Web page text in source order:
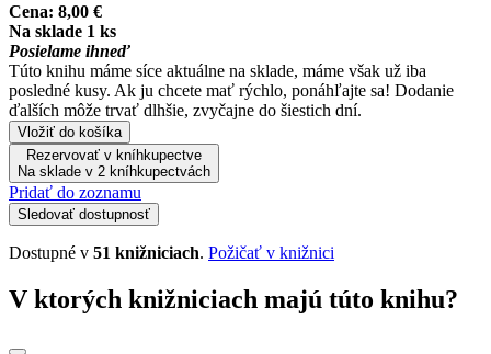
Cena: 8,00 €
Na sklade 1 ks
Posielame ihneď
Túto knihu máme síce aktuálne na sklade, máme však už iba
posledné kusy. Ak ju chcete mať rýchlo, ponáhľajte sa! Dodanie
ďalších môže trvať dlhšie, zvyčajne do šiestich dní.
Vložiť do košíka
Rezervovať v kníhkupectve
Na sklade v 2 kníhkupectvách
Pridať do zoznamu
Sledovať dostupnosť
Dostupné v 51 knižniciach. Požičať v knižnici
V ktorých knižniciach majú túto knihu?